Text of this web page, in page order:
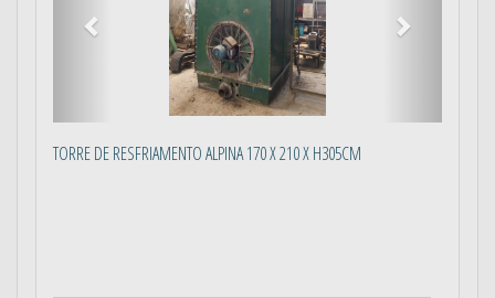
TORRE DE RESFRIAMENTO ALPINA 170 X 210 X H305CM